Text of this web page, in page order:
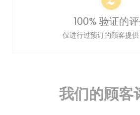
我们的顾客
100% 验证的
仅进行过预订的顾客提